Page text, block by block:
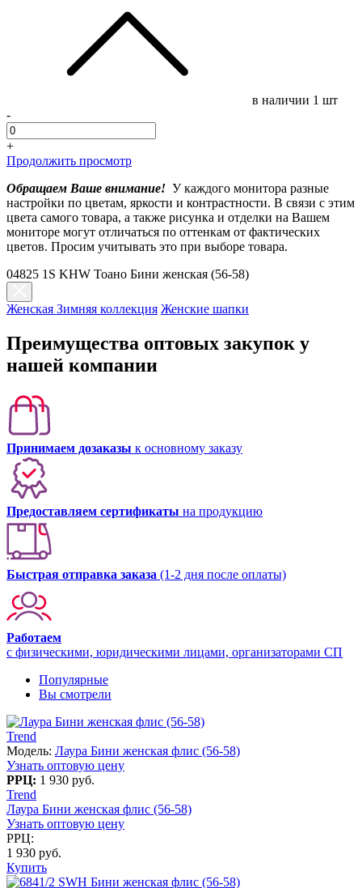
в наличии 1 шт
-
+
Продолжить просмотр
Обращаем Ваше внимание! У каждого монитора разные
настройки по цветам, яркости и контрастности. В связи с этим
цвета самого товара, а также рисунка и отделки на Вашем
мониторе могут отличаться по оттенкам от фактических
цветов. Просим учитывать это при выборе товара.
04825 1S KHW Тоано Бини женская (56-58)
Женская Зимняя коллекция Женские шапки
Преимущества оптовых закупок у
нашей компании
Принимаем дозаказы к основному заказу
Предоставляем сертификаты на продукцию
Быстрая отправка заказа (1-2 дня после оплаты)
Работаем
с физическими, юридическими лицами, организаторами СП
Популярные
Вы смотрели
Trend
Модель: Лаура Бини женская флис (56-58)
Узнать оптовую цену
РРЦ: 1 930 руб.
Trend
Лаура Бини женская флис (56-58)
Узнать оптовую цену
РРЦ:
1 930 руб.
Купить